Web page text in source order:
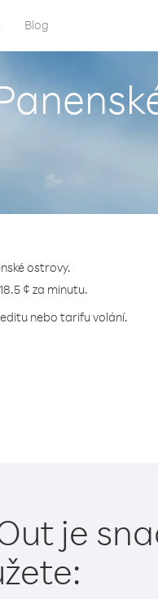
Blog
ostrovy.
¢ za minutu.
nebo tarifu volání.
je